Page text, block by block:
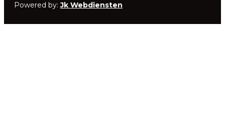
Powered by:Jk Webdiensten